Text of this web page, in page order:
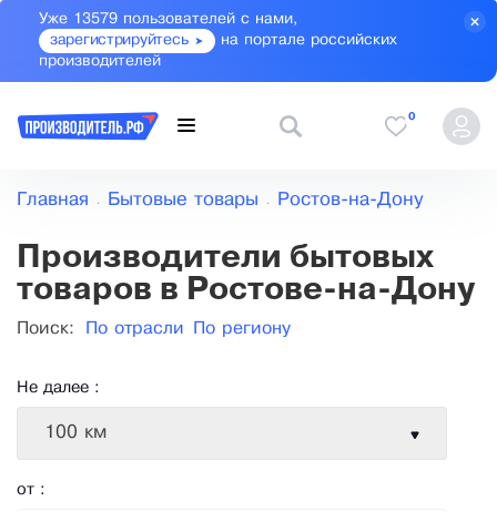
Уже 13579 пользователей с нами,
зарегистрируйтесь
на портале российских
производителей
0
Главная Бытовые товары Ростов-на-Дону
Производители бытовых
товаров в Ростове-на-Дону
Поиск: По отрасли По региону
Не далее :
100 км
от :